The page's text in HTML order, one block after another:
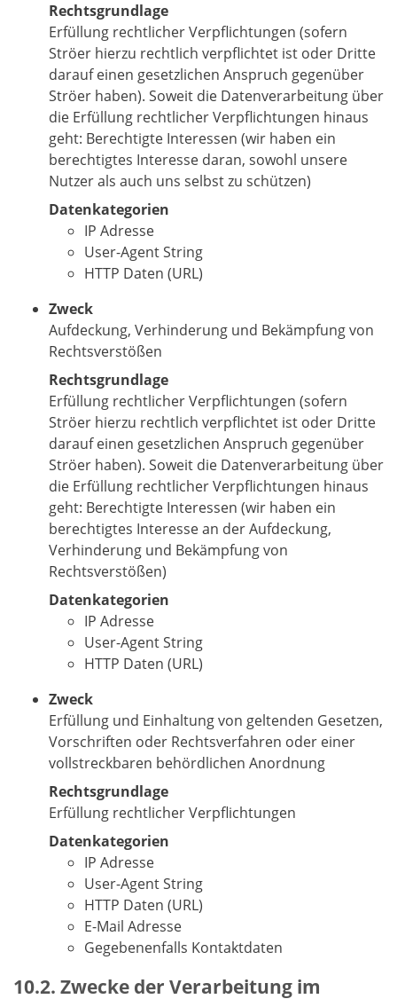
Rechtsgrundlage
Erfüllung rechtlicher Verpflichtungen (sofern
Ströer hierzu rechtlich verpflichtet ist oder Dritte
darauf einen gesetzlichen Anspruch gegenüber
Ströer haben). Soweit die Datenverarbeitung über
die Erfüllung rechtlicher Verpflichtungen hinaus
geht: Berechtigte Interessen (wir haben ein
berechtigtes Interesse daran, sowohl unsere
Nutzer als auch uns selbst zu schützen)
Datenkategorien
IP Adresse
User-Agent String
HTTP Daten (URL)
Zweck
Aufdeckung, Verhinderung und Bekämpfung von
Rechtsverstößen
Rechtsgrundlage
Erfüllung rechtlicher Verpflichtungen (sofern
Ströer hierzu rechtlich verpflichtet ist oder Dritte
darauf einen gesetzlichen Anspruch gegenüber
Ströer haben). Soweit die Datenverarbeitung über
die Erfüllung rechtlicher Verpflichtungen hinaus
geht: Berechtigte Interessen (wir haben ein
berechtigtes Interesse an der Aufdeckung,
Verhinderung und Bekämpfung von
Rechtsverstößen)
Datenkategorien
IP Adresse
User-Agent String
HTTP Daten (URL)
Zweck
Erfüllung und Einhaltung von geltenden Gesetzen,
Vorschriften oder Rechtsverfahren oder einer
vollstreckbaren behördlichen Anordnung
Rechtsgrundlage
Erfüllung rechtlicher Verpflichtungen
Datenkategorien
IP Adresse
User-Agent String
HTTP Daten (URL)
E-Mail Adresse
Gegebenenfalls Kontaktdaten
Zwecke der Verarbeitung im